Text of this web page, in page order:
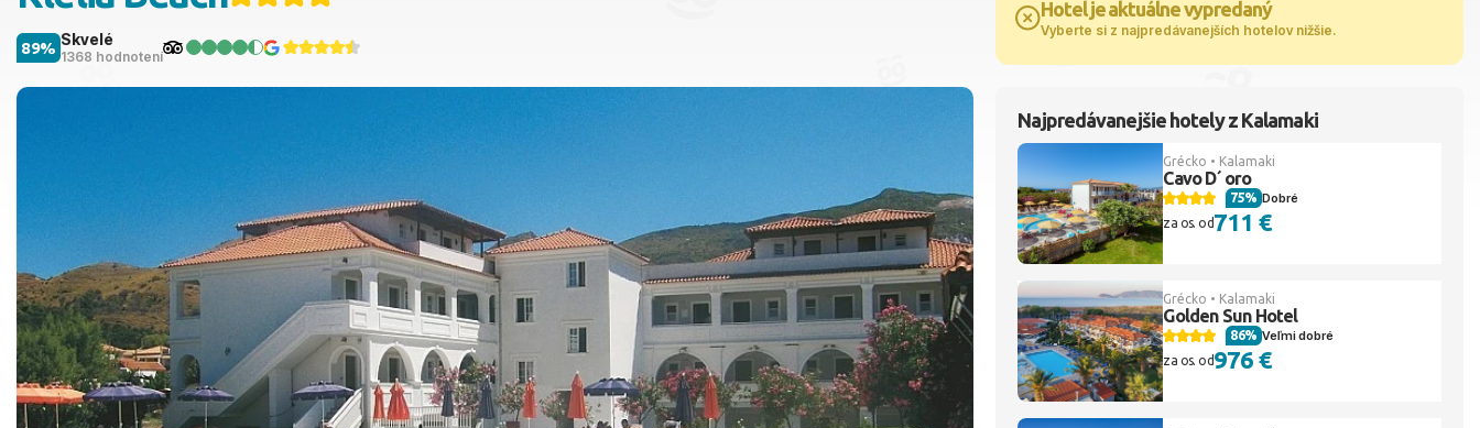
Skvelé
1368 hodnotení
89%
Hotel je aktuálne vypredaný
Vyberte si z najpredávanejších hotelov nižšie.
Najpredávanejšie hotely z Kalamaki
Grécko • Kalamaki
Cavo D´ oro
Dobré
75%
za os. od711 €
Grécko • Kalamaki
Golden Sun Hotel
Veľmi dobré
86%
za os. od976 €